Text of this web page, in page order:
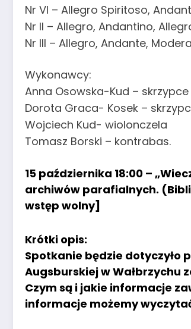
Nr VI – Allegro Spiritoso,
Nr II – Allegro, Andantino,
Nr III – Allegro, Andante,
Wykonawcy:
Anna Osowska-Kud – skrzypce
Dorota Graca- Kosek –
Wojciech Kud- wiolonczela
Tomasz Borski – kontrabas.
15 października 18:00 –
archiwów parafialnych.
wstęp wolny]
Krótki opis:
Spotkanie będzie dotyczyło
Augsburskiej w Wałbrzychu
Czym są i jakie informacje
informacje możemy